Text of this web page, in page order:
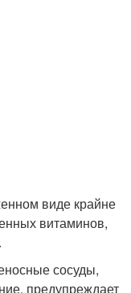
виде крайне
витаминов,
сосуды,
предупреждает